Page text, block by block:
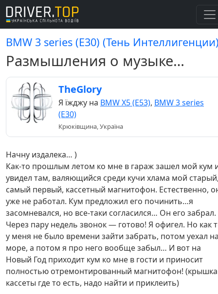
BMW 3 series (E30) (Тень
Размышления о музыке…
TheGlory
Я їжджу на BMW X5 (E53), BMW 3 series
(E30)
Крюківщина, Україна
Начну издалека… )
Как-то прошлым летом ко мне в гараж зашел мой кум
увидел там, валяющийся среди кучи хлама мой
самый первый, кассетный магнитофон. Естественно,
уже не работал. Кум предложил его починить…я
засомневался, но все-таки согласился… Он его забрал.
Через пару недель звонок — готово! Я офигел. Но как
у меня не было времени зайти забрать, потом уехал
море, а потом я про него вообще забыл… И вот на
Новый Год приходит кум ко мне в гости и приносит
полностью отремонтированный магнитофон! (крышка
кассеты где то есть, надо найти и приклеить)